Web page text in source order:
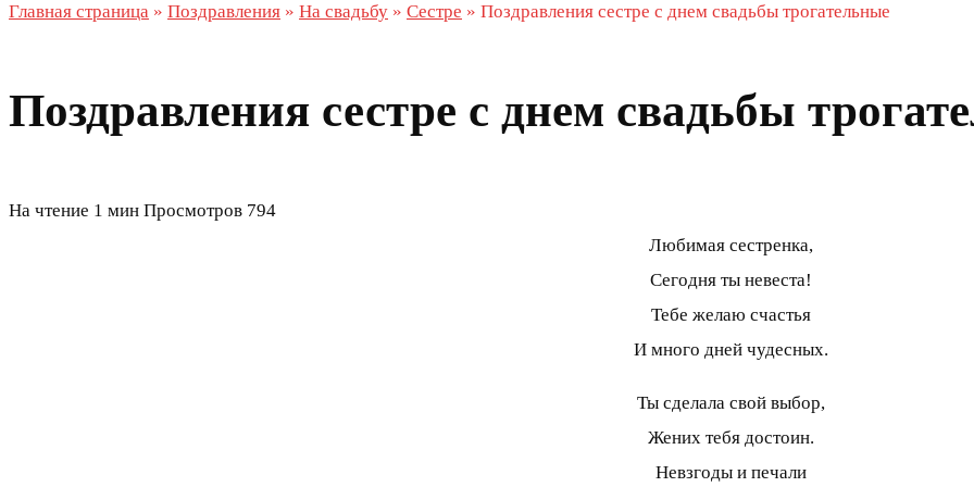
Главная страница » Поздравления » На свадьбу » Сестре » Поздравления сестре с днем свадьбы трогательные
Поздравления сестре с днем свадьбы
На чтение 1 мин Просмотров 794
Любимая сестренка,
Сегодня ты невеста!
Тебе желаю счастья
И много дней чудесных.
Ты сделала свой выбор,
Жених тебя достоин.
Невзгоды и печали